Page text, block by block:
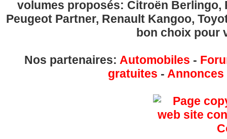
volumes proposés: Citroën Berlingo,
Peugeot Partner, Renault Kangoo,
bon choix pour
Nos partenaires: Automobiles -
gratuites -